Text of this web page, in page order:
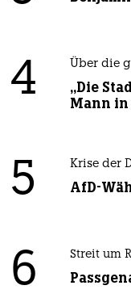
4 Über die
„Die
Mann in
5 Krise der
AfD-
6 Streit um